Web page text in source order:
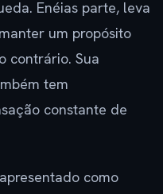
Enéias parte, leva
um propósito
contrário. Sua
tem
constante de
como